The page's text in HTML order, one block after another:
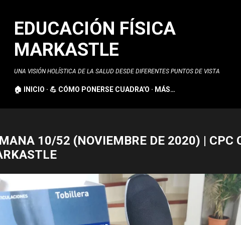
EDUCACIÓN FÍSICA
MARKASTLE
UNA VISIÓN HOLÍSTICA DE LA SALUD DESDE DIFERENTES PUNTOS DE VISTA
🏠 INICIO 💪 CÓMO PONERSE CUADRA'O MÁS…
10/52 (NOVIEMBRE DE 2020) | CPC